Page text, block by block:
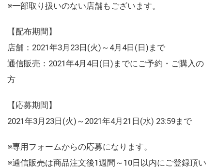
※一部取り扱いのない店舗もございます。
【配布期間】
店舗：2021年3月23日(火)～4月4日(日)まで
通信販売：2021年4月4日(日)までにご予約・ご購入の
方
【応募期間】
2021年3月23日(火)～2021年4月21日(水) 23:59まで
※専用フォームからの応募になります。
※通信販売は商品注文後1週間～10日以内にご登録頂い